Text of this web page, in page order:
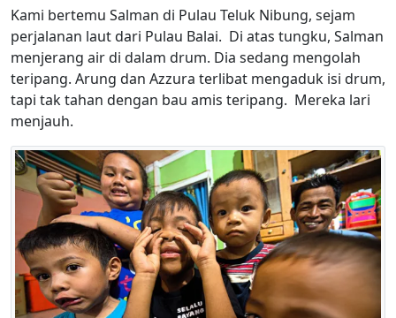
Kami bertemu Salman di Pulau Teluk Nibung, sejam
perjalanan laut dari Pulau Balai. Di atas tungku, Salman
menjerang air di dalam drum. Dia sedang mengolah
teripang. Arung dan Azzura terlibat mengaduk isi drum,
tapi tak tahan dengan bau amis teripang. Mereka lari
menjauh.